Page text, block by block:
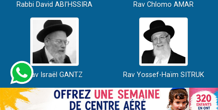
Rabbi David ABI'HSSIRA Rav Chlomo AMAR
Rav Israël GANTZ Rav Yossef-Haïm SITRUK